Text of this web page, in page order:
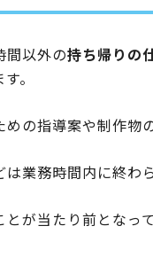
間以外の持ち帰りの
。
の指導案や制作物
業務時間内に終わ
が当たり前となっ